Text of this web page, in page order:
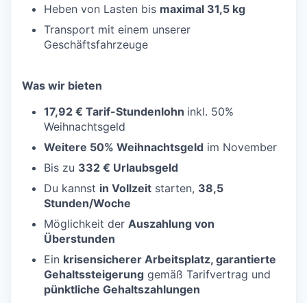
Heben von Lasten bis maximal 31,5 kg
Transport mit einem unserer
Geschäftsfahrzeuge
Was wir bieten
17,92 € Tarif-Stundenlohn inkl. 50%
Weihnachtsgeld
Weitere 50% Weihnachtsgeld im November
Bis zu 332 € Urlaubsgeld
Du kannst in Vollzeit starten, 38,5
Stunden/Woche
Möglichkeit der Auszahlung von
Überstunden
Ein krisensicherer Arbeitsplatz, garantierte
Gehaltssteigerung gemäß Tarifvertrag und
pünktliche Gehaltszahlungen